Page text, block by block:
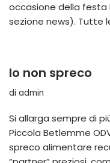
occasione della festa
sezione news). Tutte
Io non spreco
di admin
Si allarga sempre di
Piccola Betlemme
spreco alimentare